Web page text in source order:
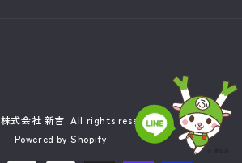
株式会社 新吉. All rights reserved.
Powered by Shopify